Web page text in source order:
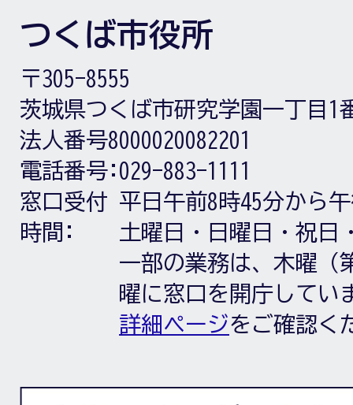
つくば市役所
〒305-8555
茨城県つくば市研究学園一丁目1
法人番号8000020082201
電話番号: 029-883-1111
窓口受付
時間:
平日午前8時45分から
土曜日・日曜日・祝日
一部の業務は、木曜（
曜に窓口を開庁してい
詳細ページをご確認く